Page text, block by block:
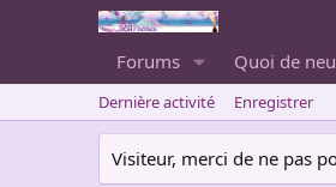
Forums Quoi de
Dernière activité Enregistrer
Visiteur, merci de ne pas